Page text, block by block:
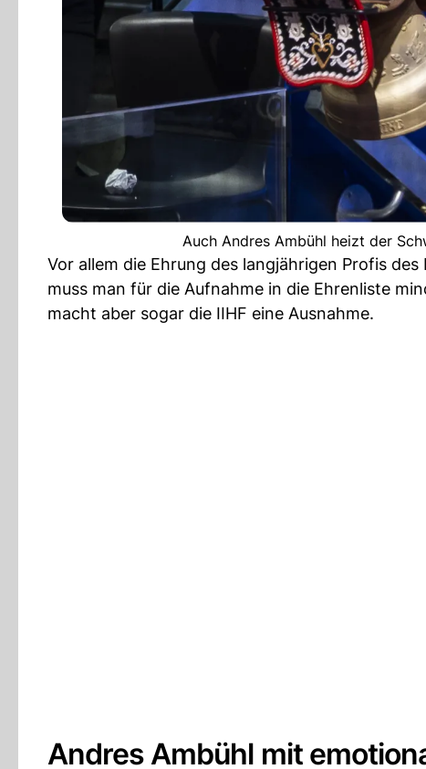
Auch Andres Ambühl heizt der
Vor allem die Ehrung des langjährigen Profis
muss man für die Aufnahme in die Ehrenliste
macht aber sogar die IIHF eine Ausnahme.
Andres Ambühl mit